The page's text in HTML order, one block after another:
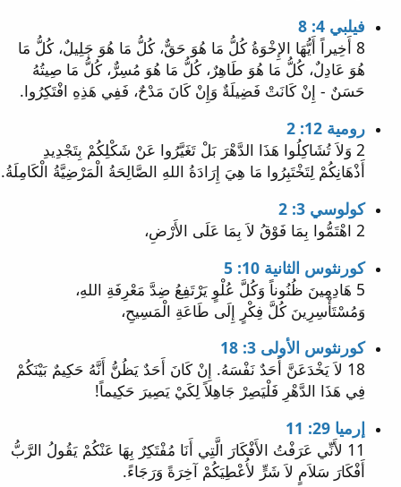
فيلبي 4: 8
8 أَخِيراً أَيُّهَا الإِخْوَةُ كُلُّ مَا هُوَ حَقٌّ، كُلُّ مَا هُوَ جَلِيلٌ، كُلُّ مَا
هُوَ عَادِلٌ، كُلُّ مَا هُوَ طَاهِرٌ، كُلُّ مَا هُوَ مُسِرٌّ، كُلُّ مَا صِيتُهُ
حَسَنٌ - إِنْ كَانَتْ فَضِيلَةٌ وَإِنْ كَانَ مَدْحٌ، فَفِي هَذِهِ افْتَكِرُوا.
رومية 12: 2
2 وَلاَ تُشَاكِلُوا هَذَا الدَّهْرَ بَلْ تَغَيَّرُوا عَنْ شَكْلِكُمْ بِتَجْدِيدِ
أَذْهَانِكُمْ لِتَخْتَبِرُوا مَا هِيَ إِرَادَةُ اللهِ الصَّالِحَةُ الْمَرْضِيَّةُ الْكَامِلَةُ.
كولوسي 3: 2
2 اهْتَمُّوا بِمَا فَوْقُ لاَ بِمَا عَلَى الأَرْضِ،
كورنثوس الثانية 10: 5
5 هَادِمِينَ ظُنُوناً وَكُلَّ عُلْوٍ يَرْتَفِعُ ضِدَّ مَعْرِفَةِ اللهِ،
وَمُسْتَأْسِرِينَ كُلَّ فِكْرٍ إِلَى طَاعَةِ الْمَسِيحِ،
كورنثوس الأولى 3: 18
18 لاَ يَخْدَعَنَّ أَحَدٌ نَفْسَهُ. إِنْ كَانَ أَحَدٌ يَظُنُّ أَنَّهُ حَكِيمٌ بَيْنَكُمْ
فِي هَذَا الدَّهْرِ فَلْيَصِرْ جَاهِلاً لِكَيْ يَصِيرَ حَكِيماً!
إرميا 29: 11
11 لأَنِّي عَرَفْتُ الأَفْكَارَ الَّتِي أَنَا مُفْتَكِرٌ بِهَا عَنْكُمْ يَقُولُ الرَّبُّ
أَفْكَارَ سَلاَمٍ لاَ شَرٍّ لأُعْطِيَكُمْ آخِرَةً وَرَجَاءً.